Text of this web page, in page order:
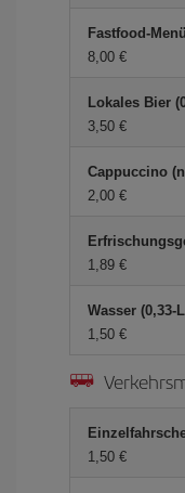
Fastfood-Menü
8,00 €
Lokales Bier
3,50 €
Cappuccino
2,00 €
1,89 €
Wasser (0,33-
1,50 €
1,50 €